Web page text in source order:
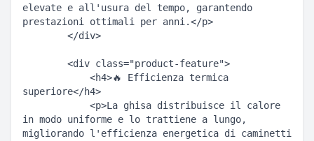
elevate e all'usura del tempo, garantendo
prestazioni ottimali per anni.</p>
superiore</h4>
in modo uniforme e lo trattiene a lungo,
migliorando l'efficienza energetica di caminetti